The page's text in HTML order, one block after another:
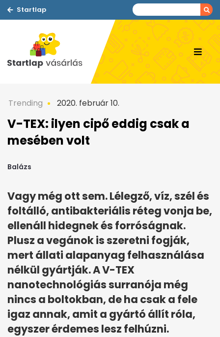
Startlap
Trending 2020. február 10.
V-TEX: ilyen cipő eddig csak a
mesében volt
Balázs
Vagy még ott sem. Lélegző, víz, szél és
foltálló, antibakteriális réteg vonja be,
ellenáll hidegnek és forróságnak.
Plusz a vegánok is szeretni fogják,
mert állati alapanyag felhasználása
nélkül gyártják. A V-TEX
nanotechnológiás surranója még
nincs a boltokban, de ha csak a fele
igaz annak, amit a gyártó állít róla,
egyszer érdemes lesz felhúzni.